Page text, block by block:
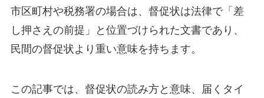
市区町村や税務署の場合は、督促状は法律で「差
し押さえの前提」と位置づけられた文書であり、
民間の督促状より重い意味を持ちます。
この記事では、督促状の読み方と意味、届くタイ